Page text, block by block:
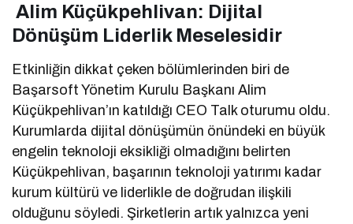
Alim Küçükpehlivan: Dijital
Dönüşüm Liderlik Meselesidir
Etkinliğin dikkat çeken bölümlerinden biri de
Başarsoft Yönetim Kurulu Başkanı Alim
Küçükpehlivan’ın katıldığı CEO Talk oturumu oldu.
Kurumlarda dijital dönüşümün önündeki en büyük
engelin teknoloji eksikliği olmadığını belirten
Küçükpehlivan, başarının teknoloji yatırımı kadar
kurum kültürü ve liderlikle de doğrudan ilişkili
olduğunu söyledi. Şirketlerin artık yalnızca yeni